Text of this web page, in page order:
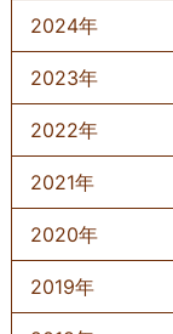
2024年
2023年
2022年
2021年
2020年
2019年